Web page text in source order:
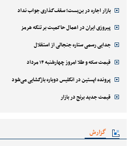
بازار اجاره در بن‌بست؛ سقف‌گذاری جواب نداد
پیروزی ایران در اعمال حاکمیت بر تنگه هرمز
جدایی رسمی ستاره جنجالی از استقلال
قیمت سکه و طلا امروز چهارشنبه ۱۴ مرداد
پرونده اپستین در انگلیس دوباره بازگشایی می‌شود
قیمت جدید برنج در بازار
گزارش